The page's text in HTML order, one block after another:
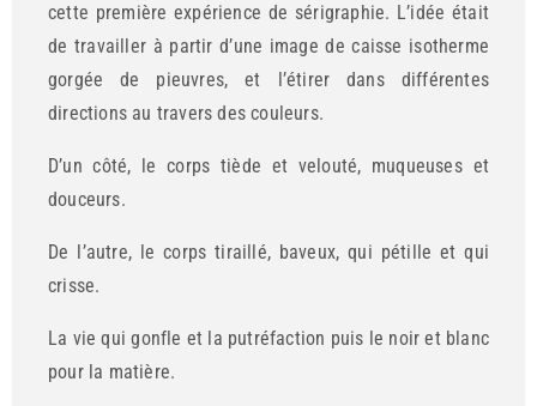
cette première expérience de sérigraphie. L’idée était
de travailler à partir d’une image de caisse isotherme
gorgée de pieuvres, et l’étirer dans différentes
directions au travers des couleurs.
D’un côté, le corps tiède et velouté, muqueuses et
douceurs.
De l’autre, le corps tiraillé, baveux, qui pétille et qui
crisse.
La vie qui gonfle et la putréfaction puis le noir et blanc
pour la matière.